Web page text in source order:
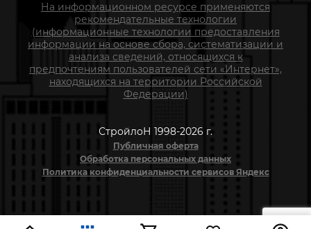
На информационном ресурсе применяются
рекомендательные технологии
(информационные технологии предоставления
информации на основе сбора, систематизации и
анализа сведений, относящихся к
предпочтениям пользователей сети «Интернет»,
находящихся на территории Российской
Федерации)
СтройлоН 1998-2026 г.
Публичная оферта
Обработка персональных данных
Политика конфиденциальности сервисов Яндекс